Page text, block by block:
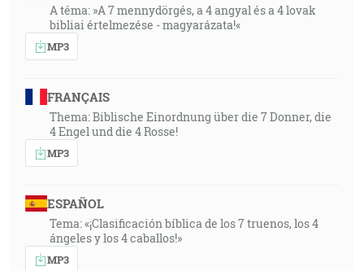
A téma: »A 7 mennydörgés, a 4 angyal és a 4 lovak
bibliai értelmezése - magyarázata!«
MP3
FRANÇAIS
Thema: Biblische Einordnung über die 7 Donner, die
4 Engel und die 4 Rosse!
MP3
ESPAÑOL
Tema: «¡Clasificación bíblica de los 7 truenos, los 4
ángeles y los 4 caballos!»
MP3